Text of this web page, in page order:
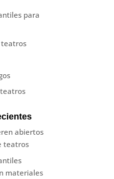
para
teatros
abiertos
teatros
materiales